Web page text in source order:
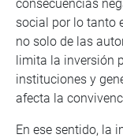
consecuencias
social por lo tanto
no solo de las
limita la inversión
instituciones y
afecta la
En ese sentido, la